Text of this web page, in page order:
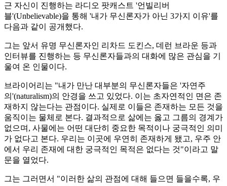
근 자신이 진행하는 라디오 팟캐스트 '언빌리버
블'(Unbelievable)을 통해 '내가 무신론자가 아닌 3가지 이유'를
다음과 같이 공개했다.
그는 앞서 유명 무신론자인 리차드 도킨스, 데런 브라운 등과
인터뷰를 진행하는 등 무신론자들과의 대화에 많은 관심을 기
울여 온 인물이다.
브라이어리는 "내가 만난 대부분의 무신론자들은 '자연주
의'(naturalism)의 안경을 쓰고 있었다. 이는 초자연적인 면은 존
재하지 않는다는 관점이다. 실제로 이들은 존재하는 모든 것을
움직이는 물체로 본다. 결과적으로 삶에는 옳고 그름의 경계가
없으며, 사물에는 어떤 대단히 중요한 목적이나 궁극적인 의미
가 없다고 본다. 우리는 이곳에 우연히 존재하게 됐고, 우주 안
에서 우리 존재에 대한 궁극적인 목적은 없다는 것"이라고 말
문을 열었다.
그는 그러면서 "이러한 삶의 관점에 대해 들으면 들을수록, 우